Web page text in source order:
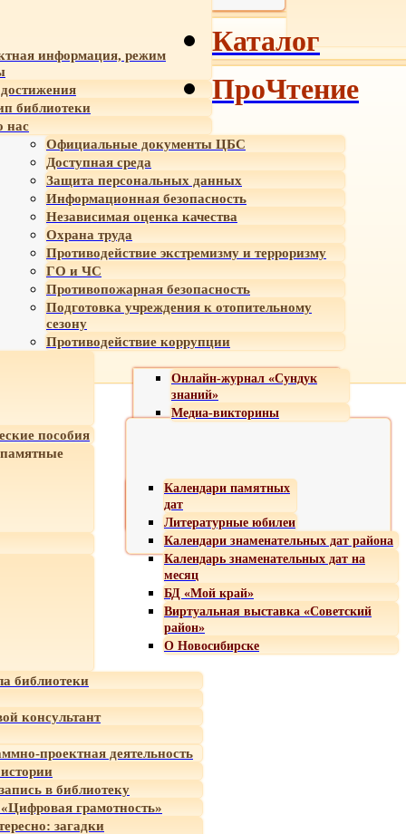
информация, режим
библиотеки
нас
Официальные документы ЦБС
Доступная среда
Защита персональных данных
Информационная безопасность
Независимая оценка качества
Охрана труда
Противодействие экстремизму и терроризму
ГО и ЧС
Противопожарная безопасность
Подготовка учреждения к отопительному
сезону
Противодействие коррупции
Онлайн-журнал «Сундук
знаний»
Медиа-викторины
пособия
Календари памятных
дат
Литературные юбилеи
Календари знаменательных дат района
Календарь знаменательных дат на
месяц
БД «Мой край»
Виртуальная выставка «Советский
район»
О Новосибирске
библиотеки
консультант
проектная деятельность
в библиотеку
грамотность»
загадки
Каталог
ПроЧтение